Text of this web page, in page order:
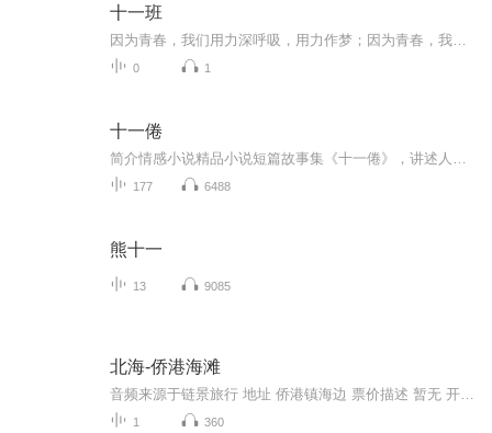
十一班
0 1
十一倦
177 6488
熊十一
13 9085
北海-侨港海滩
1 360